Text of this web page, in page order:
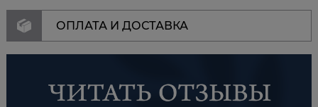
ОПЛАТА И ДОСТАВКА